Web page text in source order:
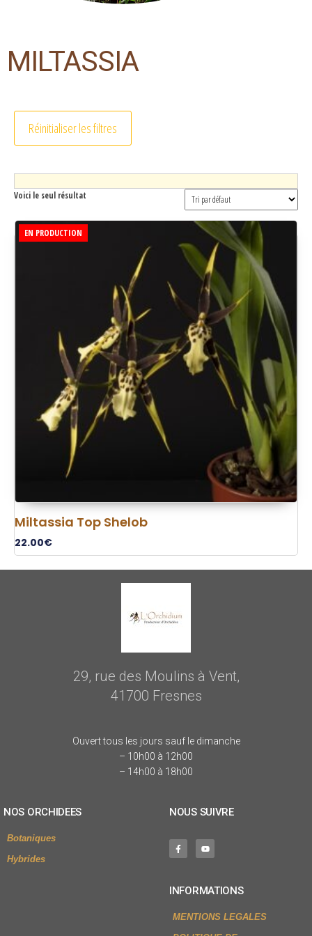
MILTASSIA
Réinitialiser les filtres
Voici le seul résultat
EN PRODUCTION
Miltassia Top Shelob
22.00€
29, rue des Moulins à Vent,
41700 Fresnes
Ouvert tous les jours sauf le dimanche
– 10h00 à 12h00
– 14h00 à 18h00
NOS ORCHIDEES
Botaniques
Hybrides
NOUS SUIVRE
INFORMATIONS
MENTIONS LEGALES